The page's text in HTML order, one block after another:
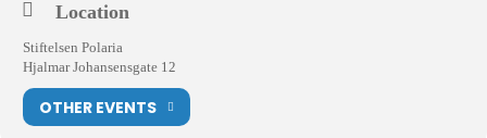
Location
Stiftelsen Polaria
Hjalmar Johansensgate 12
OTHER EVENTS